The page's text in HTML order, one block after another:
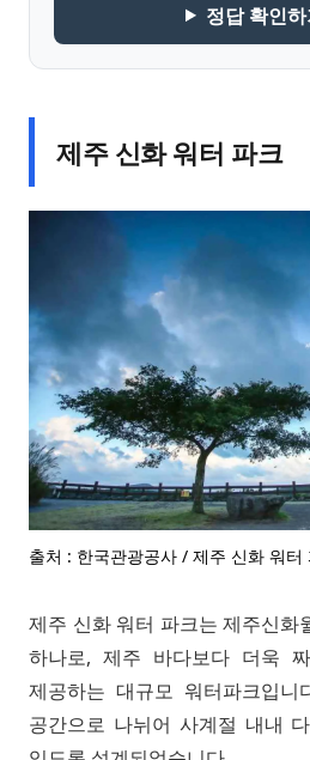
정답 확인
제주 신화 워터 파크
출처 : 한국관광공사 / 제주 신화 워터
제주 신화 워터 파크는 제주신화
하나로, 제주 바다보다 더욱
제공하는 대규모 워터파크입
공간으로 나뉘어 사계절 내내